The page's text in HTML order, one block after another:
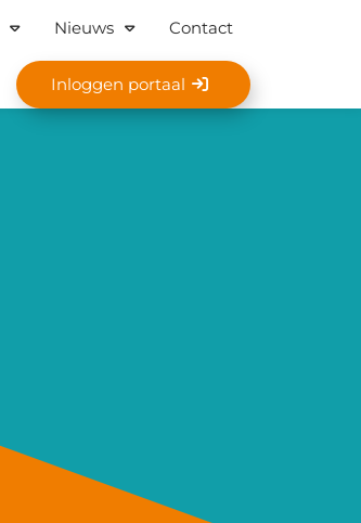
Nieuws Contact
Inloggen portaal